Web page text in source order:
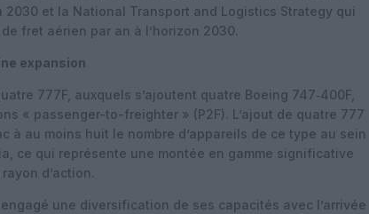
2030 et la National Transport and Logistics Strategy qui
fret aérien par an à l’horizon 2030.
expansion
777F, auxquels s’ajoutent quatre Boeing 747‑400F,
« passenger-to-freighter » (P2F). L’ajout de quatre 777
à au moins huit le nombre d’appareils de ce type au sein
ce qui représente une montée en gamme significative
d’action.
une diversification de ses capacités avec l’arrivée